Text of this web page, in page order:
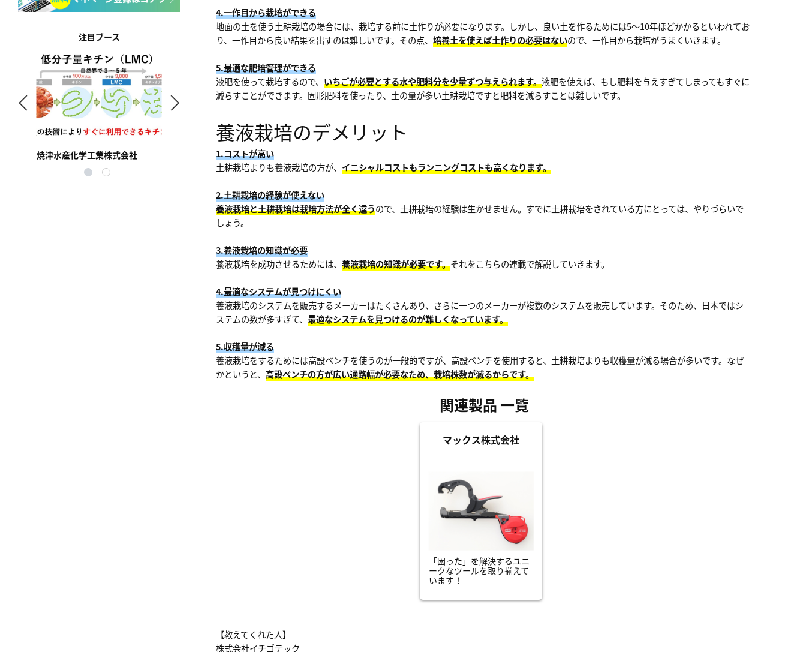
4.一作目から栽培ができる
地面の土を使う土耕栽培の場合には、栽培する前に土作りが必要になります。しかし、良い土を作るためには5〜10年ほどかかるといわれてお
り、一作目から良い結果を出すのは難しいです。その点、培養土を使えば土作りの必要はないので、一作目から栽培がうまくいきます。
5.最適な肥培管理ができる
液肥を使って栽培するので、いちごが必要とする水や肥料分を少量ずつ与えられます。液肥を使えば、もし肥料を与えすぎてしまってもすぐに
減らすことができます。固形肥料を使ったり、土の量が多い土耕栽培ですと肥料を減らすことは難しいです。
養液栽培のデメリット
1.コストが高い
土耕栽培よりも養液栽培の方が、イニシャルコストもランニングコストも高くなります。
2.土耕栽培の経験が使えない
養液栽培と土耕栽培は栽培方法が全く違うので、土耕栽培の経験は生かせません。すでに土耕栽培をされている方にとっては、やりづらいで
しょう。
3.養液栽培の知識が必要
養液栽培を成功させるためには、養液栽培の知識が必要です。それをこちらの連載で解説していきます。
4.最適なシステムが見つけにくい
養液栽培のシステムを販売するメーカーはたくさんあり、さらに一つのメーカーが複数のシステムを販売しています。そのため、日本ではシ
ステムの数が多すぎて、最適なシステムを見つけるのが難しくなっています。
5.収穫量が減る
養液栽培をするためには高設ベンチを使うのが一般的ですが、高設ベンチを使用すると、土耕栽培よりも収穫量が減る場合が多いです。なぜ
かというと、高設ベンチの方が広い通路幅が必要なため、栽培株数が減るからです。
関連製品 一覧
マックス株式会社
「困った」を解決するユニ
ークなツールを取り揃えて
います！
【教えてくれた人】
株式会社イチゴテック
注目ブース
焼津水産化学工業株式会社 北興化学工業株式会社